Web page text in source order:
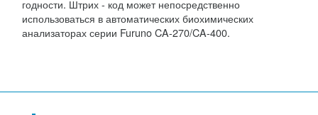
годности. Штрих - код может непосредственно
использоваться в автоматических биохимических
анализаторах серии Furuno CA-270/CA-400.